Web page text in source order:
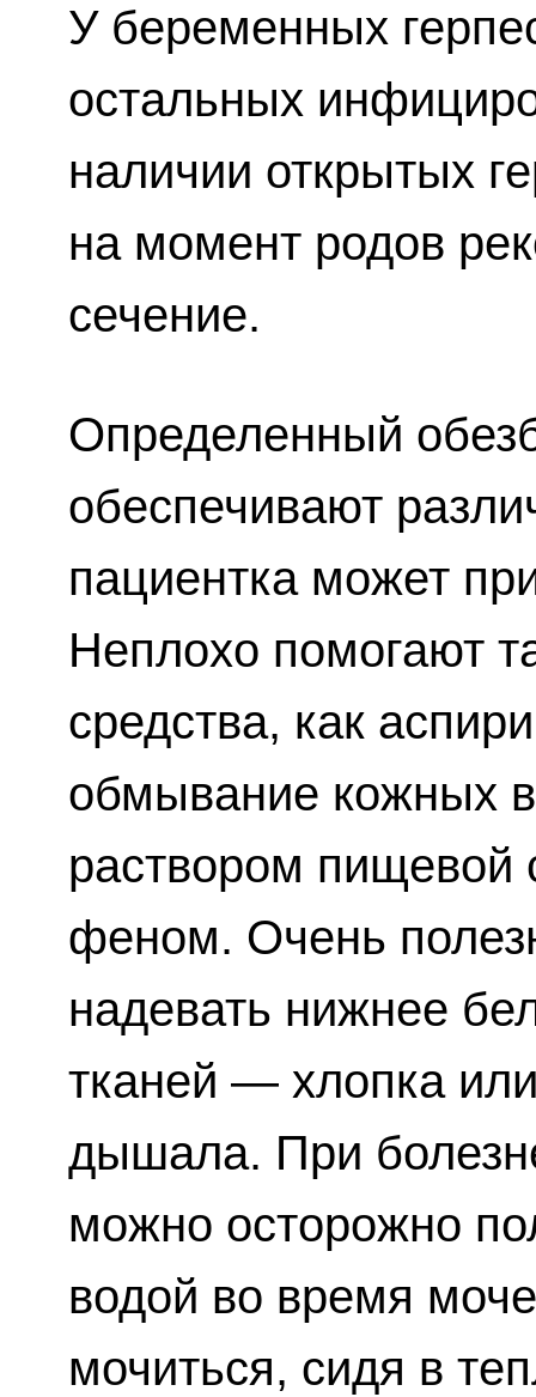
У беременных
остальных
наличии открытых
на момент родов
сечение.
Определенный
обеспечивают
пациентка может
Неплохо помогают
средства, как
обмывание кожных
раствором
феном. Очень
надевать нижнее
тканей — хлопка
дышала. При
можно осторожно
водой во время
мочиться, сидя в